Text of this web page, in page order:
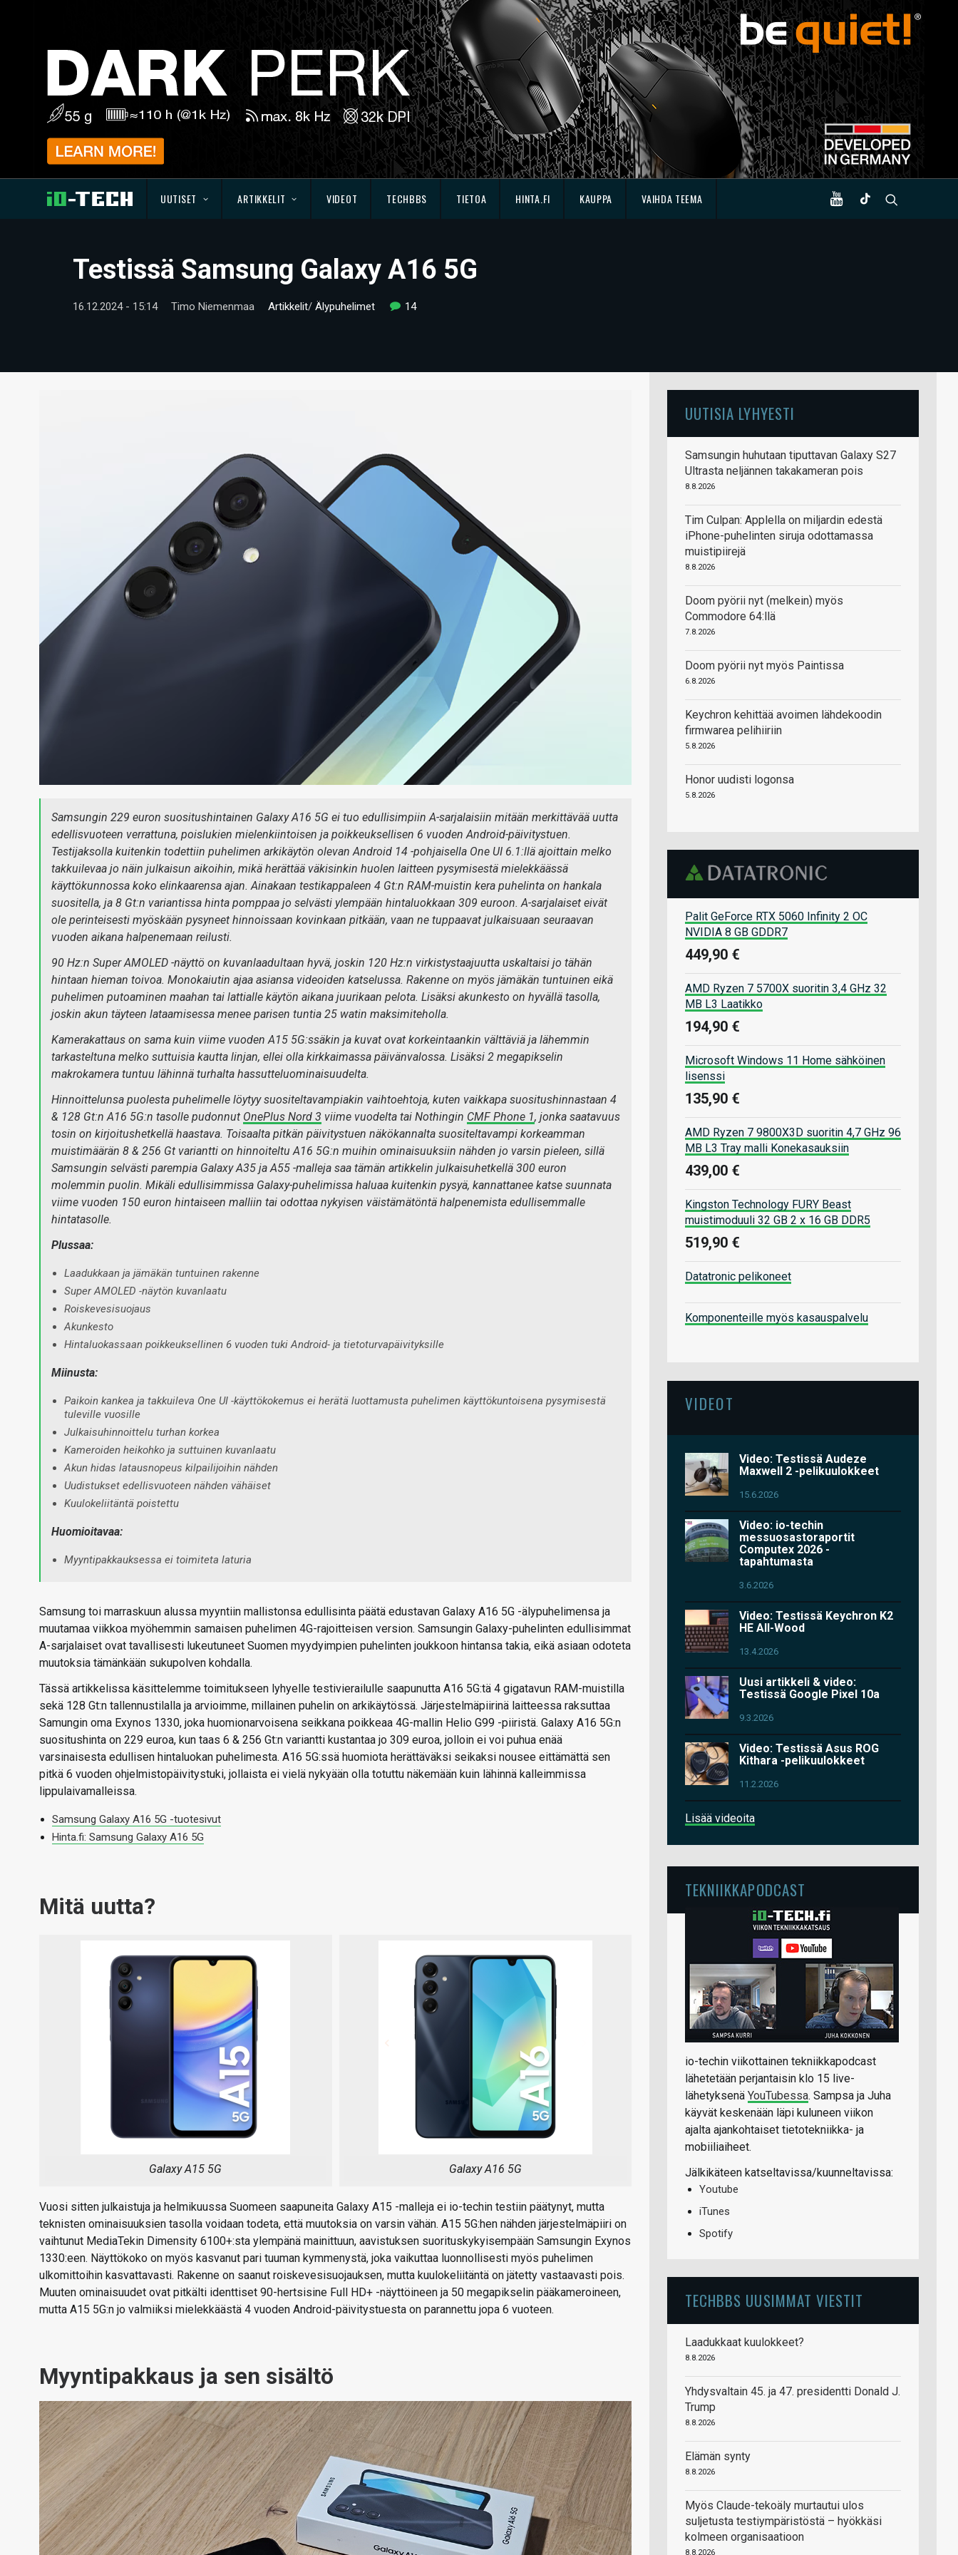
UUTISET ARTIKKELIT VIDEOT TECHBBS TIETOA HINTA.FI KAUPPA VAIHDA TEEMA
Testissä Samsung Galaxy A16 5G
16.12.2024 - 15:14 Timo Niemenmaa Artikkelit/ Älypuhelimet 14
Samsungin 229 euron suositushintainen Galaxy A16 5G ei tuo edullisimpiin A-sarjalaisiin mitään merkittävää uutta
edellisvuoteen verrattuna, poislukien mielenkiintoisen ja poikkeuksellisen 6 vuoden Android-päivitystuen.
Testijaksolla kuitenkin todettiin puhelimen arkikäytön olevan Android 14 -pohjaisella One UI 6.1:llä ajoittain melko
takkuilevaa jo näin julkaisun aikoihin, mikä herättää väkisinkin huolen laitteen pysymisestä mielekkäässä
käyttökunnossa koko elinkaarensa ajan. Ainakaan testikappaleen 4 Gt:n RAM-muistin kera puhelinta on hankala
suositella, ja 8 Gt:n variantissa hinta pomppaa jo selvästi ylempään hintaluokkaan 309 euroon. A-sarjalaiset eivät
ole perinteisesti myöskään pysyneet hinnoissaan kovinkaan pitkään, vaan ne tuppaavat julkaisuaan seuraavan
vuoden aikana halpenemaan reilusti.
90 Hz:n Super AMOLED -näyttö on kuvanlaadultaan hyvä, joskin 120 Hz:n virkistystaajuutta uskaltaisi jo tähän
hintaan hieman toivoa. Monokaiutin ajaa asiansa videoiden katselussa. Rakenne on myös jämäkän tuntuinen eikä
puhelimen putoaminen maahan tai lattialle käytön aikana juurikaan pelota. Lisäksi akunkesto on hyvällä tasolla,
joskin akun täyteen lataamisessa menee parisen tuntia 25 watin maksimiteholla.
Kamerakattaus on sama kuin viime vuoden A15 5G:ssäkin ja kuvat ovat korkeintaankin välttäviä ja lähemmin
tarkasteltuna melko suttuisia kautta linjan, ellei olla kirkkaimassa päivänvalossa. Lisäksi 2 megapikselin
makrokamera tuntuu lähinnä turhalta hassutteluominaisuudelta.
Hinnoittelunsa puolesta puhelimelle löytyy suositeltavampiakin vaihtoehtoja, kuten vaikkapa suositushinnastaan 4
& 128 Gt:n A16 5G:n tasolle pudonnut OnePlus Nord 3 viime vuodelta tai Nothingin CMF Phone 1, jonka saatavuus
tosin on kirjoitushetkellä haastava. Toisaalta pitkän päivitystuen näkökannalta suositeltavampi korkeamman
muistimäärän 8 & 256 Gt variantti on hinnoiteltu A16 5G:n muihin ominaisuuksiin nähden jo varsin pieleen, sillä
Samsungin selvästi parempia Galaxy A35 ja A55 -malleja saa tämän artikkelin julkaisuhetkellä 300 euron
molemmin puolin. Mikäli edullisimmissa Galaxy-puhelimissa haluaa kuitenkin pysyä, kannattanee katse suunnata
viime vuoden 150 euron hintaiseen malliin tai odottaa nykyisen väistämätöntä halpenemista edullisemmalle
hintatasolle.
Plussaa:
Laadukkaan ja jämäkän tuntuinen rakenne
Super AMOLED -näytön kuvanlaatu
Roiskevesisuojaus
Akunkesto
Hintaluokassaan poikkeuksellinen 6 vuoden tuki Android- ja tietoturvapäivityksille
Miinusta:
Paikoin kankea ja takkuileva One UI -käyttökokemus ei herätä luottamusta puhelimen käyttökuntoisena pysymisestä
tuleville vuosille
Julkaisuhinnoittelu turhan korkea
Kameroiden heikohko ja suttuinen kuvanlaatu
Akun hidas latausnopeus kilpailijoihin nähden
Uudistukset edellisvuoteen nähden vähäiset
Kuulokeliitäntä poistettu
Huomioitavaa:
Myyntipakkauksessa ei toimiteta laturia
Samsung toi marraskuun alussa myyntiin mallistonsa edullisinta päätä edustavan Galaxy A16 5G -älypuhelimensa ja
muutamaa viikkoa myöhemmin samaisen puhelimen 4G-rajoitteisen version. Samsungin Galaxy-puhelinten edullisimmat
A-sarjalaiset ovat tavallisesti lukeutuneet Suomen myydyimpien puhelinten joukkoon hintansa takia, eikä asiaan odoteta
muutoksia tämänkään sukupolven kohdalla.
Tässä artikkelissa käsittelemme toimitukseen lyhyelle testivierailulle saapunutta A16 5G:tä 4 gigatavun RAM-muistilla
sekä 128 Gt:n tallennustilalla ja arvioimme, millainen puhelin on arkikäytössä. Järjestelmäpiirinä laitteessa raksuttaa
Samungin oma Exynos 1330, joka huomionarvoisena seikkana poikkeaa 4G-mallin Helio G99 -piiristä. Galaxy A16 5G:n
suositushinta on 229 euroa, kun taas 6 & 256 Gt:n variantti kustantaa jo 309 euroa, jolloin ei voi puhua enää
varsinaisesta edullisen hintaluokan puhelimesta. A16 5G:ssä huomiota herättäväksi seikaksi nousee eittämättä sen
pitkä 6 vuoden ohjelmistopäivitystuki, jollaista ei vielä nykyään olla totuttu näkemään kuin lähinnä kalleimmissa
lippulaivamalleissa.
Samsung Galaxy A16 5G -tuotesivut
Hinta.fi: Samsung Galaxy A16 5G
Mitä uutta?
Galaxy A15 5G Galaxy A16 5G
Vuosi sitten julkaistuja ja helmikuussa Suomeen saapuneita Galaxy A15 -malleja ei io-techin testiin päätynyt, mutta
teknisten ominaisuuksien tasolla voidaan todeta, että muutoksia on varsin vähän. A15 5G:hen nähden järjestelmäpiiri on
vaihtunut MediaTekin Dimensity 6100+:sta ylempänä mainittuun, aavistuksen suorituskykyisempään Samsungin Exynos
1330:een. Näyttökoko on myös kasvanut pari tuuman kymmenystä, joka vaikuttaa luonnollisesti myös puhelimen
ulkomittoihin kasvattavasti. Rakenne on saanut roiskevesisuojauksen, mutta kuulokeliitäntä on jätetty vastaavasti pois.
Muuten ominaisuudet ovat pitkälti identtiset 90-hertsisine Full HD+ -näyttöineen ja 50 megapikselin pääkameroineen,
mutta A15 5G:n jo valmiiksi mielekkäästä 4 vuoden Android-päivitystuesta on parannettu jopa 6 vuoteen.
Myyntipakkaus ja sen sisältö
UUTISIA LYHYESTI
Samsungin huhutaan tiputtavan Galaxy S27
Ultrasta neljännen takakameran pois
8.8.2026
Tim Culpan: Applella on miljardin edestä
iPhone-puhelinten siruja odottamassa
muistipiirejä
8.8.2026
Doom pyörii nyt (melkein) myös
Commodore 64:llä
7.8.2026
Doom pyörii nyt myös Paintissa
6.8.2026
Keychron kehittää avoimen lähdekoodin
firmwarea pelihiiriin
5.8.2026
Honor uudisti logonsa
5.8.2026
Palit GeForce RTX 5060 Infinity 2 OC
NVIDIA 8 GB GDDR7
449,90 €
AMD Ryzen 7 5700X suoritin 3,4 GHz 32
MB L3 Laatikko
194,90 €
Microsoft Windows 11 Home sähköinen
lisenssi
135,90 €
AMD Ryzen 7 9800X3D suoritin 4,7 GHz 96
MB L3 Tray malli Konekasauksiin
439,00 €
Kingston Technology FURY Beast
muistimoduuli 32 GB 2 x 16 GB DDR5
519,90 €
Datatronic pelikoneet
Komponenteille myös kasauspalvelu
VIDEOT
Video: Testissä Audeze
Maxwell 2 -pelikuulokkeet
15.6.2026
Video: io-techin
messuosastoraportit
Computex 2026 -
tapahtumasta
3.6.2026
Video: Testissä Keychron K2
HE All-Wood
13.4.2026
Uusi artikkeli & video:
Testissä Google Pixel 10a
9.3.2026
Video: Testissä Asus ROG
Kithara -pelikuulokkeet
11.2.2026
Lisää videoita
TEKNIIKKAPODCAST
io-techin viikottainen tekniikkapodcast
lähetetään perjantaisin klo 15 live-
lähetyksenä YouTubessa. Sampsa ja Juha
käyvät keskenään läpi kuluneen viikon
ajalta ajankohtaiset tietotekniikka- ja
mobiiliaiheet.
Jälkikäteen katseltavissa/kuunneltavissa:
Youtube
iTunes
Spotify
TECHBBS UUSIMMAT VIESTIT
Laadukkaat kuulokkeet?
8.8.2026
Yhdysvaltain 45. ja 47. presidentti Donald J.
Trump
8.8.2026
Elämän synty
8.8.2026
Myös Claude-tekoäly murtautui ulos
suljetusta testiympäristöstä – hyökkäsi
kolmeen organisaatioon
8.8.2026